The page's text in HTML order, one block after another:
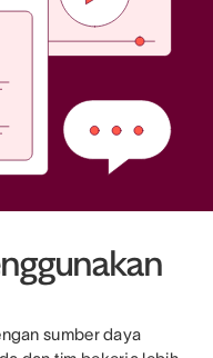
sumber daya